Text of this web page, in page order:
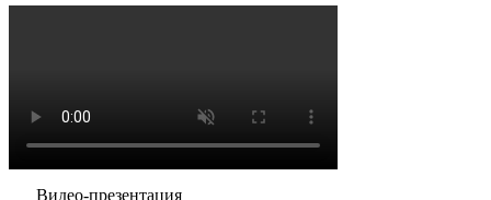
Видео-презентация